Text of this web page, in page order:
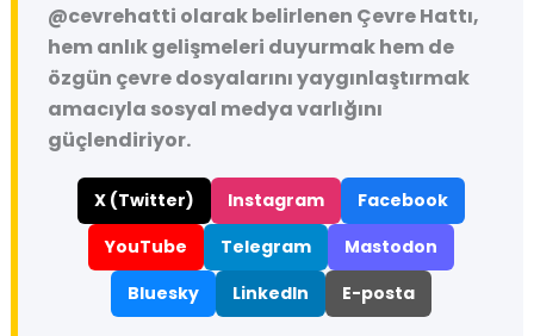
@cevrehatti olarak belirlenen Çevre Hattı,
hem anlık gelişmeleri duyurmak hem de
özgün çevre dosyalarını yaygınlaştırmak
amacıyla sosyal medya varlığını
güçlendiriyor.
X (Twitter) Instagram
Facebook
YouTube
Telegram
Mastodon
Bluesky
LinkedIn E-posta